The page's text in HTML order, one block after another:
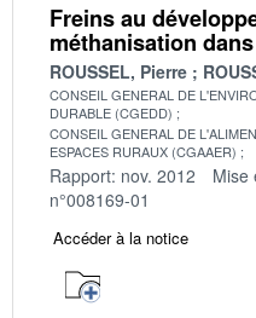
Freins au
méthanisation
ROUSSEL, Pierre
CONSEIL GENERAL DE
DURABLE (CGEDD)
CONSEIL GENERAL DE
ESPACES RURAUX (CGAAER)
Rapport: nov. 2012 Mise
n°008169-01
Accéder à la notice